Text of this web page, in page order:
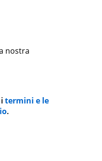
nostra
termini e le
.